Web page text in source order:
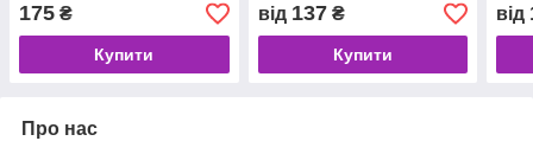
175 ₴
Купити
від 137₴
Купити
від
Про нас